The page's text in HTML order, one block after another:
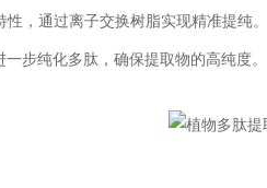
通过离子交换树脂实现精准提纯
步纯化多肽，确保提取物的高纯度